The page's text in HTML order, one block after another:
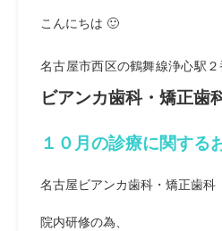
こんにちは 🙂
名古屋市西区の鶴舞線浄心駅
ビアンカ歯科・矯正
１０月の診療に関する
名古屋ビアンカ歯科・矯正歯
院内研修の為、